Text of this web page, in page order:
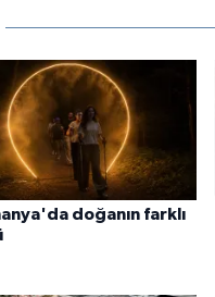
doğanın farklı